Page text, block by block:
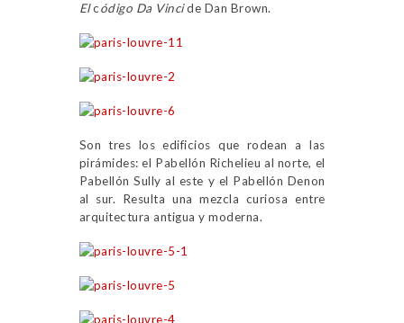
Elcódigo Da Vincide Dan Brown.
Son tres los edificios que rodean a las
pirámides: el Pabellón Richelieu al norte, el
Pabellón Sully al este y el Pabellón Denon
al sur. Resulta una mezcla curiosa entre
arquitectura antigua y moderna.